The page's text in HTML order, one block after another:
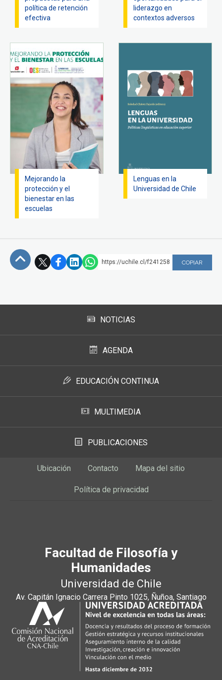
política de retención
efectiva
liderazgo en
contextos adversos
Mejorando la
protección y el
bienestar en las
escuelas
Lenguas en la
Universidad de Chile
https://uchile.cl/f241258 COPIAR
NOTICIAS
AGENDA
EDUCACIÓN CONTINUA
MULTIMEDIA
PUBLICACIONES
Ubicación Contacto Mapa del sitio
Política de privacidad
Facultad de Filosofía y
Humanidades
Universidad de Chile
Av. Capitán Ignacio Carrera Pinto 1025, Ñuñoa, Santiago